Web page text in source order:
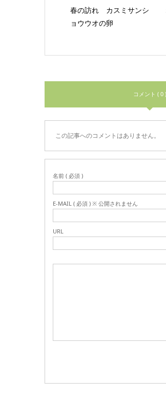
春の訪れ カスミサンシ
ョウウオの卵
コメント ( 0 )
この記事へのコメントはありません。
名前 ( 必須 )
E-MAIL ( 必須 ) ※ 公開されません
URL